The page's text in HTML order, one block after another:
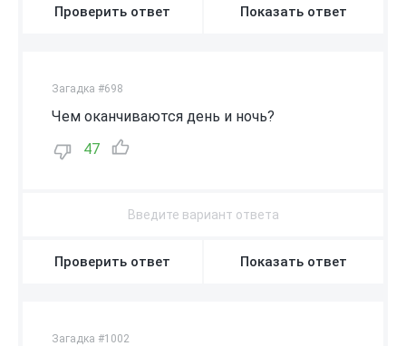
Проверить ответ Показать ответ
Загадка #698
Чем оканчиваются день и ночь?
47
Проверить ответ Показать ответ
Загадка #1002